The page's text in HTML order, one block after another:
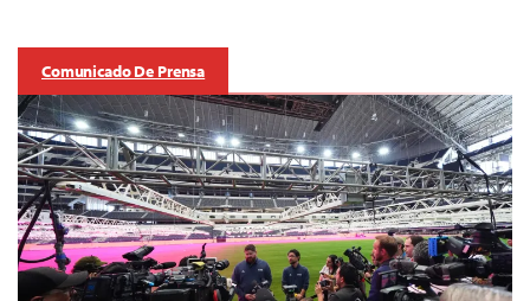
Comunicado De Prensa